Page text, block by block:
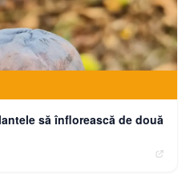
să înflorească de două